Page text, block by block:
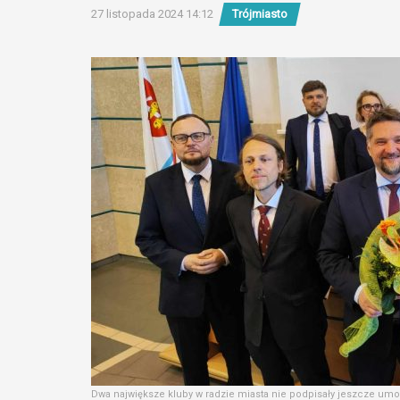
27 listopada 2024 14:12 Trójmiasto
Dwa największe kluby w radzie miasta nie podpisały jeszcze